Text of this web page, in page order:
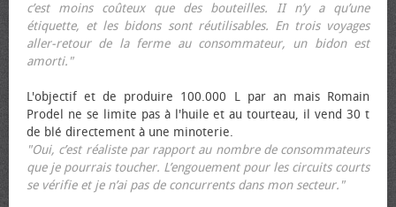
c’est moins coûteux que des bouteilles. II n’y a qu’une
étiquette, et les bidons sont réutilisables. En trois voyages
aller-retour de la ferme au consommateur, un bidon est
amorti."
L'objectif et de produire 100.000 L par an mais Romain
Prodel ne se limite pas à l'huile et au tourteau, il vend 30 t
de blé directement à une minoterie.
"Oui, c’est réaliste par rapport au nombre de consommateurs
que je pourrais toucher. L’engouement pour les circuits courts
se vérifie et je n’ai pas de concurrents dans mon secteur."